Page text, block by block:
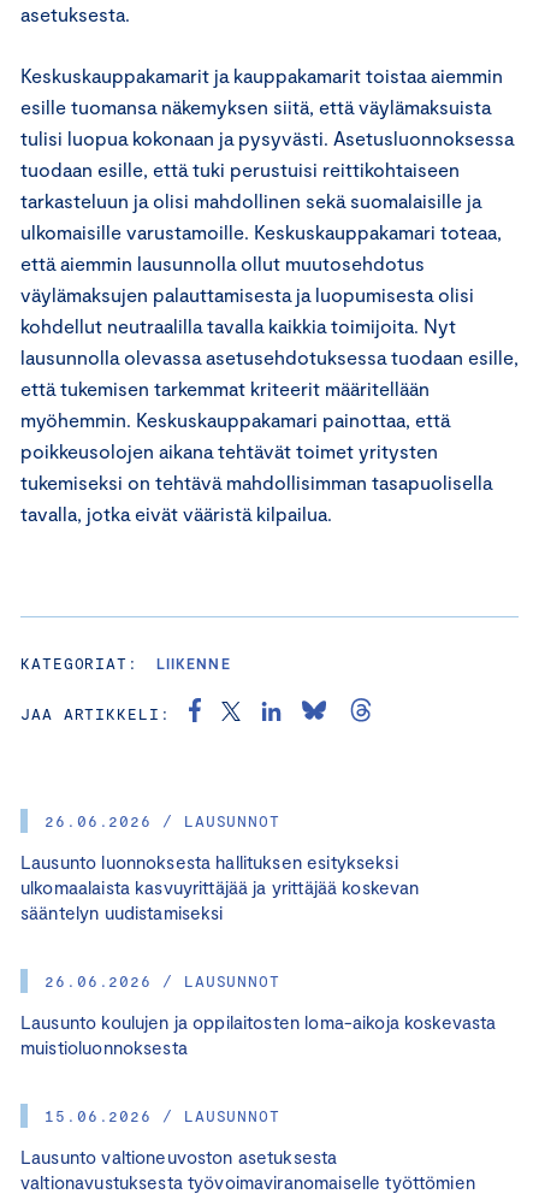
26.06.2026 / LAUSUNNOT
Lausunto luonnoksesta hallituksen esitykseksi
ulkomaalaista kasvuyrittäjää ja yrittäjää koskevan
sääntelyn uudistamiseksi
26.06.2026 / LAUSUNNOT
Lausunto koulujen ja oppilaitosten loma-aikoja koskevasta
muistioluonnoksesta
15.06.2026 / LAUSUNNOT
Lausunto valtioneuvoston asetuksesta
valtionavustuksesta työvoimaviranomaiselle työttömien
asetuksesta.
Keskuskauppakamarit ja kauppakamarit toistaa aiemmin
esille tuomansa näkemyksen siitä, että väylämaksuista
tulisi luopua kokonaan ja pysyvästi. Asetusluonnoksessa
tuodaan esille, että tuki perustuisi reittikohtaiseen
tarkasteluun ja olisi mahdollinen sekä suomalaisille ja
ulkomaisille varustamoille. Keskuskauppakamari toteaa,
että aiemmin lausunnolla ollut muutosehdotus
väylämaksujen palauttamisesta ja luopumisesta olisi
kohdellut neutraalilla tavalla kaikkia toimijoita. Nyt
lausunnolla olevassa asetusehdotuksessa tuodaan esille,
että tukemisen tarkemmat kriteerit määritellään
myöhemmin. Keskuskauppakamari painottaa, että
poikkeusolojen aikana tehtävät toimet yritysten
tukemiseksi on tehtävä mahdollisimman tasapuolisella
tavalla, jotka eivät vääristä kilpailua.
KATEGORIAT: LIIKENNE
JAA ARTIKKELI: